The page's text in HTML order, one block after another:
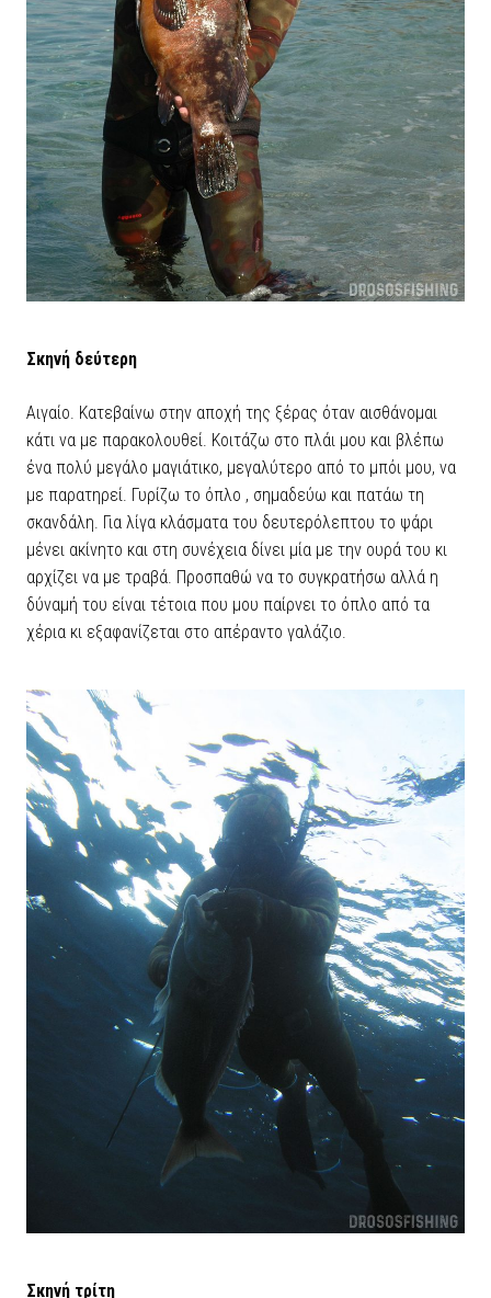
Σκηνή δεύτερη
Αιγαίο. Κατεβαίνω στην αποχή της ξέρας όταν αισθάνομαι
κάτι να με παρακολουθεί. Κοιτάζω στο πλάι μου και βλέπω
ένα πολύ μεγάλο μαγιάτικο, μεγαλύτερο από το μπόι μου, να
με παρατηρεί. Γυρίζω το όπλο , σημαδεύω και πατάω τη
σκανδάλη. Για λίγα κλάσματα του δευτερόλεπτου το ψάρι
μένει ακίνητο και στη συνέχεια δίνει μία με την ουρά του κι
αρχίζει να με τραβά. Προσπαθώ να το συγκρατήσω αλλά η
δύναμή του είναι τέτοια που μου παίρνει το όπλο από τα
χέρια κι εξαφανίζεται στο απέραντο γαλάζιο.
Σκηνή τρίτη